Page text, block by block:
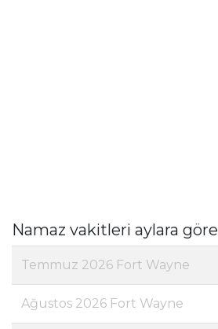
Namaz vakitleri aylara göre
Temmuz 2026 Fort Wayne
Ağustos 2026 Fort Wayne